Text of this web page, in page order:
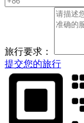
旅行要求：
提交您的旅行